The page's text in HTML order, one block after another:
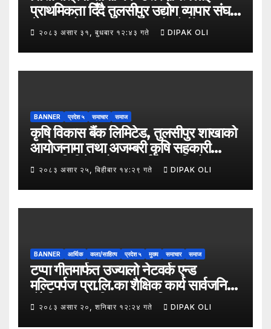
प्राथमिकता दिँदै तुलसीपुर उद्योग व्यापार संघले
नेपाल उद्योग व्यापार महासंघको पाँचौँ स्थापना
दिवसको अवसर पारेर तुलसीपुर
उपमहानगरपालिका–५, गैरापातु स्थित श्री
जनश्रमिक आ बि विद्यालयका विद्यार्थीहरूलाई
२०८३ असार ३१, बुधबार १२:४३ गते DIPAK OLI
BANNER प्रदेश ५ समाचार समाज
कृषि विकास बैंक लिमिटेड, तुलसीपुर शाखाको
आयोजनामा तथा अजम्बरी कृषि सहकारी
संस्था लिमिटेडको सहकार्यमा “कृषिको
समावेशी रूपान्तरणका लागि मूल्य शृङ्खला
(VITA) कार्यक्रम अन्तर्गत तरकारी उत्पादक
किसान र व्यापारीबीच व्यवसाय विस्तार सम्बन्धी
२०८३ असार २५, बिहीबार १४:२९ गते DIPAK OLI
BANNER आर्थिक कला/साहित्य प्रदेश ५ मुख्य समाचार समाज
टप्पा गीतमार्फत उज्यालो नेटवर्क एन्ड
मल्टिपर्पज प्रा.लि.का शैक्षिक कार्य सार्वजनिक
हुँदै शिक्षा, सामाजिक उत्तरदायित्व र
सकारात्मक सन्देशलाई
२०८३ असार २०, शनिबार १२:२४ गते DIPAK OLI